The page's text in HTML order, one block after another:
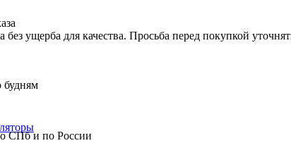
ущерба для качества. Просьба перед покупкой
будням
СПб и по России